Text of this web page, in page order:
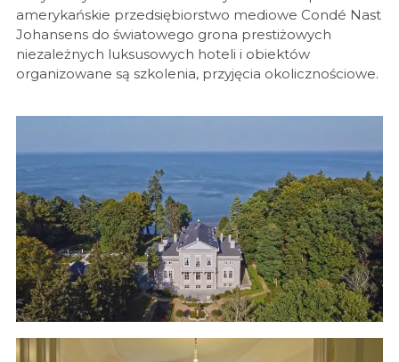
amerykańskie przedsiębiorstwo mediowe Condé Nast
Johansens do światowego grona prestiżowych
niezależnych luksusowych hoteli i obiektów
organizowane są szkolenia, przyjęcia okolicznościowe.